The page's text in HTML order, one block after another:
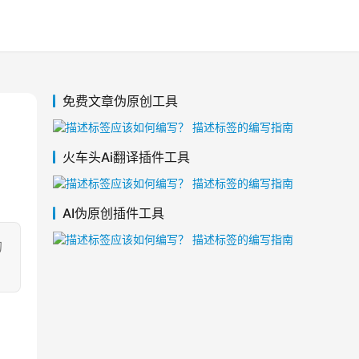
免费文章伪原创工具
火车头Ai翻译插件工具
AI伪原创插件工具